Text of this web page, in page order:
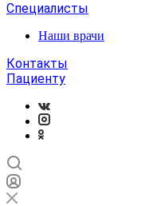
Специалисты
Наши врачи
Контакты
Пациенту